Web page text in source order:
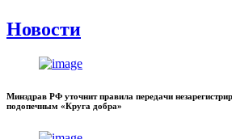
Новости
Минздрав РФ уточнит правила передачи
подопечным «Круга добра»